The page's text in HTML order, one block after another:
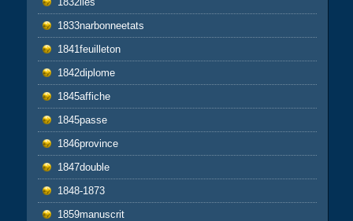
1833narbonneetats
1841feuilleton
1842diplome
1845affiche
1845passe
1846province
1847double
1848-1873
1859manuscrit